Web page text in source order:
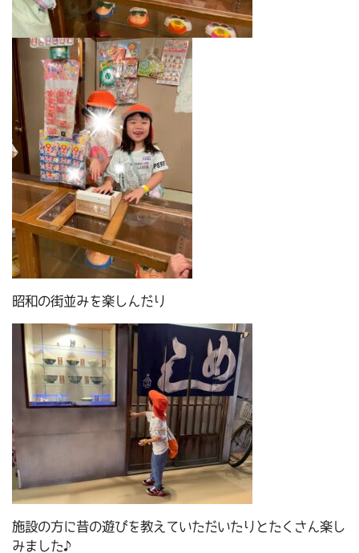
昭和の街並みを楽しんだり
施設の方に昔の遊びを教えていただいたりとたくさん楽し
みました♪